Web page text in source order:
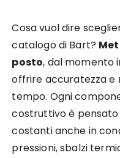
Cosa vuol dire
catalogo di Bart?
posto, dal momento
offrire accuratezza e
tempo. Ogni
costruttivo è
costanti anche in
pressioni, sbalzi